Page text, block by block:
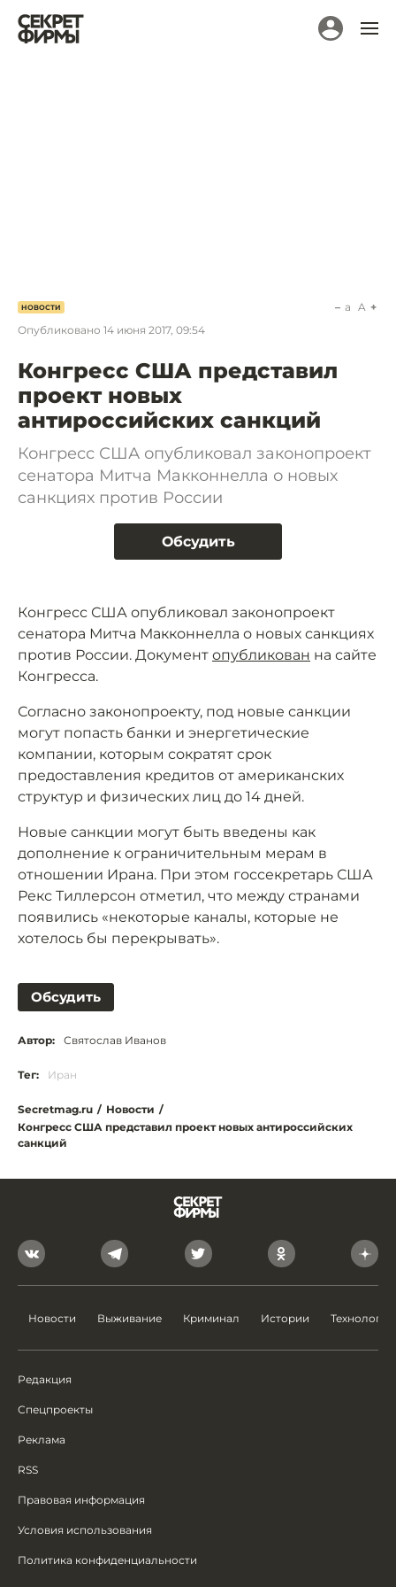
НОВОСТИ
Опубликовано 14 июня 2017, 09:54
a A
Конгресс США представил
проект новых
антироссийских санкций
Конгресс США опубликовал законопроект
сенатора Митча Макконнелла о новых
санкциях против России
Обсудить
Конгресс США опубликовал законопроект
сенатора Митча Макконнелла о новых санкциях
против России. Документ опубликован на сайте
Конгресса.
Согласно законопроекту, под новые санкции
могут попасть банки и энергетические
компании, которым сократят срок
предоставления кредитов от американских
структур и физических лиц до 14 дней.
Новые санкции могут быть введены как
дополнение к ограничительным мерам в
отношении Ирана. При этом госсекретарь США
Рекс Тиллерсон отметил, что между странами
появились «некоторые каналы, которые не
хотелось бы перекрывать».
Обсудить
Автор: Святослав Иванов
Тег: Иран
Secretmag.ru / Новости /
Конгресс США представил проект новых антироссийских
санкций
Новости Выживание Криминал Истории Технологии
Редакция
Спецпроекты
Реклама
RSS
Правовая информация
Условия использования
Политика конфиденциальности